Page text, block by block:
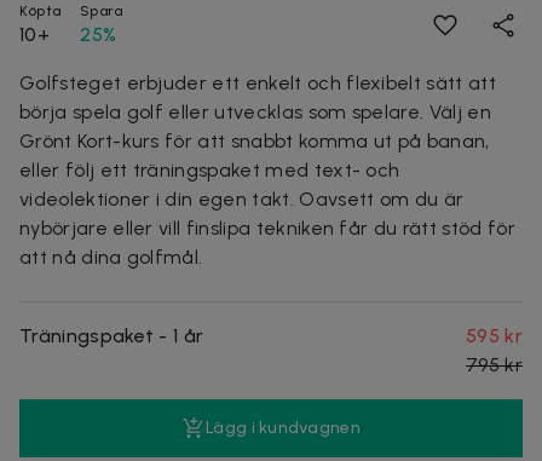
Köpta
10+
Spara
25%
Golfsteget erbjuder ett enkelt och flexibelt sätt att
börja spela golf eller utvecklas som spelare. Välj en
Grönt Kort-kurs för att snabbt komma ut på banan,
eller följ ett träningspaket med text- och
videolektioner i din egen takt. Oavsett om du är
nybörjare eller vill finslipa tekniken får du rätt stöd för
att nå dina golfmål.
Träningspaket - 1 år
595 kr
795 kr
Lägg i kundvagnen